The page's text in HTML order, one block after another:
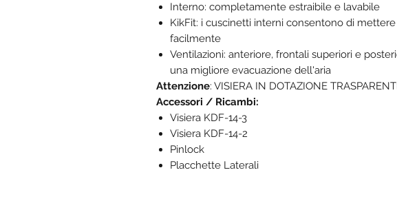
Interno: completamente estraibile e lavabile
KikFit: i cuscinetti interni consentono di
facilmente
Ventilazioni: anteriore, frontali superiori e
una migliore evacuazione dell'aria
Attenzione: VISIERA IN DOTAZIONE
Accessori / Ricambi:
Visiera KDF-14-3
Visiera KDF-14-2
Pinlock
Placchette Laterali